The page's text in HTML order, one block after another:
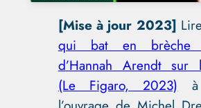
[Mise à jour 2023]
qui bat en brèche
d’Hannah Arendt sur
(Le Figaro, 2023) à